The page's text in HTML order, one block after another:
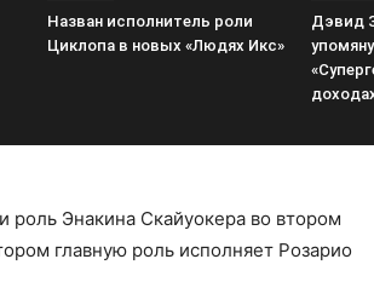
Назван исполнитель роли
Циклопа в новых «Людях Икс»
Дэвид
Энакина Скайуокера во втором
главную роль исполняет Розарио